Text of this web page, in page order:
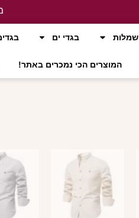
שמלות בגדי ים
המוצרים הכי נמכרים באתר!